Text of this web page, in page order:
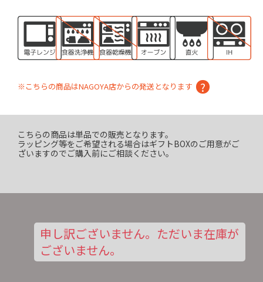
※こちらの商品はNAGOYA店からの発送となります
こちらの商品は単品での販売となります。
ラッピング等をご希望される場合はギフトBOXのご用意がご
ざいますのでご購入前にご相談ください。
申し訳ございません。ただいま在庫が
ございません。